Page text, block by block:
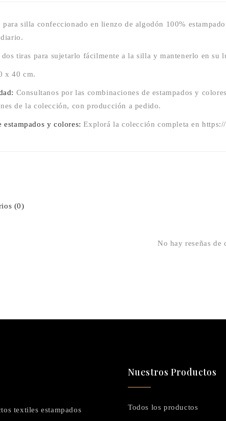
para silla confeccionado en lienzo de algodón 100%
dos tiras para sujetarlo fácilmente a la silla y mantenerlo en su
x 40 cm.
Consultanos por las combinaciones de estampados y
de la colección, con producción a pedido.
estampados y colores: Explorá la colección completa en
(0)
No hay reseñas de
textiles estampados
Nuestros Productos
Todos los productos